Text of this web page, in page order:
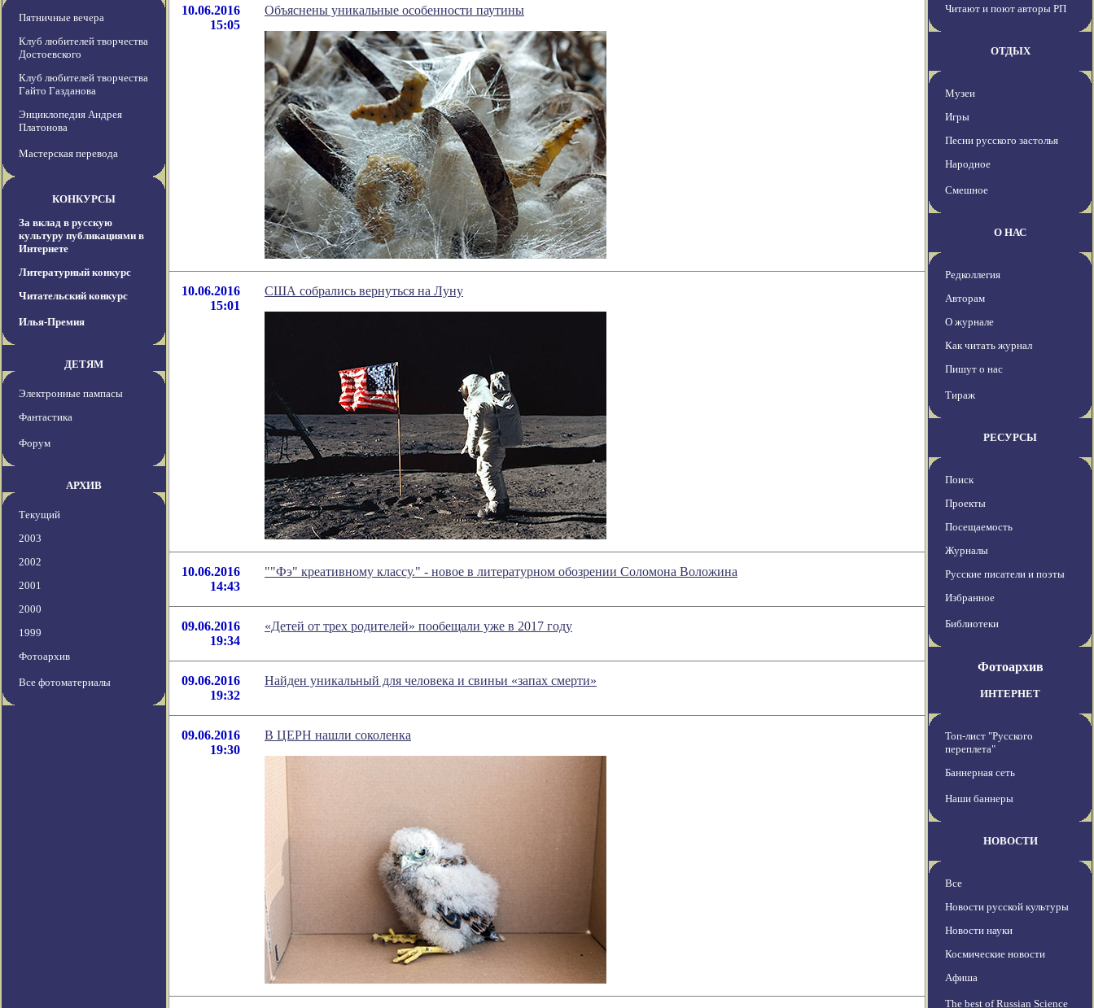
Пятничные вечера
Клуб любителей творчества
Достоевского
Клуб любителей творчества
Гайто Газданова
Энциклопедия Андрея
Платонова
Мастерская перевода
КОНКУРСЫ
За вклад в русскую
культуру публикациями в
Интернете
Литературный конкурс
Читательский конкурс
Илья-Премия
ДЕТЯМ
Электронные пампасы
Фантастика
Форум
АРХИВ
Текущий
2003
2002
2001
2000
1999
Фотоархив
Все фотоматериалы
10.06.2016
15:05
Объяснены уникальные особенности паутины
10.06.2016
15:01
США собрались вернуться на Луну
10.06.2016
14:43
""Фэ" креативному классу." - новое в литературном обозрении Соломона Воложина
09.06.2016
19:34
«Детей от трех родителей» пообещали уже в 2017 году
09.06.2016
19:32
Найден уникальный для человека и свиньи «запах смерти»
09.06.2016
19:30
В ЦЕРН нашли соколенка
Читают и поют авторы РП
ОТДЫХ
Музеи
Игры
Песни русского застолья
Народное
Смешное
О НАС
Редколлегия
Авторам
О журнале
Как читать журнал
Пишут о нас
Тираж
РЕСУРСЫ
Поиск
Проекты
Посещаемость
Журналы
Русские писатели и поэты
Избранное
Библиотеки
Фотоархив
ИНТЕРНЕТ
Топ-лист "Русского
переплета"
Баннерная сеть
Наши баннеры
НОВОСТИ
Все
Новости русской культуры
Новости науки
Космические новости
Афиша
The best of Russian Science